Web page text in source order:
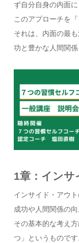
ず自分自身の内面
このアプローチを
それは、内面の最
功と豊かな人間関係
1章：インサ
インサイド・アウ
成功や人間関係の
その基本的な考え
つ」というものです